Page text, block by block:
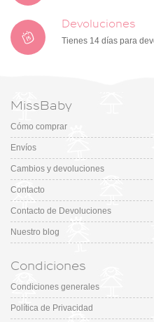
Devoluciones
Tienes 14 días para
MissBaby
Cómo comprar
Envíos
Cambios y devoluciones
Contacto
Contacto de Devoluciones
Nuestro blog
Condiciones
Condiciones generales
Política de Privacidad